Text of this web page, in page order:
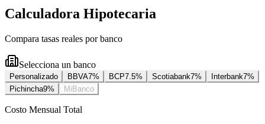
Calculadora Hipotecaria
Compara tasas reales por banco
Selecciona un banco
Personalizado BBVA7% BCP7.5% Scotiabank7% Interbank7%
Pichincha9% MiBanco
Costo Mensual Total